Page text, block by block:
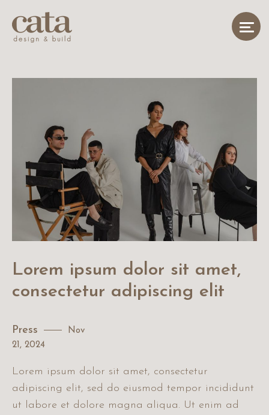
Lorem ipsum dolor sit amet,
consectetur adipiscing elit
Press
Nov
21 , 2024
Lorem ipsum dolor sit amet, consectetur
adipiscing elit, sed do eiusmod tempor incididunt
ut labore et dolore magna aliqua. Ut enim ad